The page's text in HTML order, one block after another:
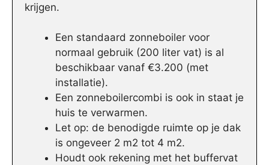
krijgen.
Een standaard zonneboiler voor
normaal gebruik (200 liter vat) is al
beschikbaar vanaf €3.200 (met
installatie).
Een zonneboilercombi is ook in staat je
huis te verwarmen.
Let op: de benodigde ruimte op je dak
is ongeveer 2 m2 tot 4 m2.
Houdt ook rekening met het buffervat